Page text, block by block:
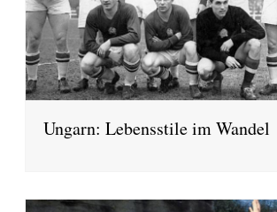
Ungarn: Lebensstile im Wandel